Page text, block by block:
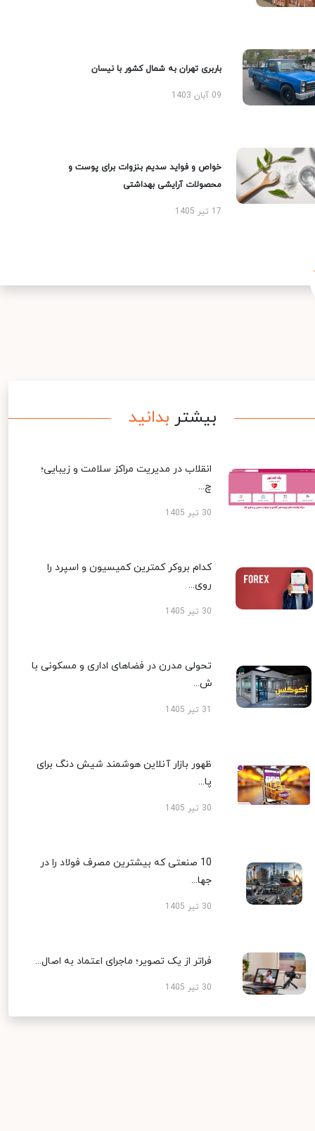
باربری تهران به شمال کشور با نیسان
09 آبان 1403
خواص و فواید سدیم بنزوات برای پوست و
محصولات آرایشی بهداشتی
17 تیر 1405
بیشتر بدانید
انقلاب در مدیریت مراکز سلامت و زیبایی؛
چ...
30 تیر 1405
کدام بروکر کمترین کمیسیون و اسپرد را
روی...
30 تیر 1405
تحولی مدرن در فضاهای اداری و مسکونی با
ش...
ظهور بازار آنلاین هوشمند شیش دنگ برای
پا...
30 تیر 1405
10 صنعتی که بیشترین مصرف فولاد را در
جها...
30 تیر 1405
فراتر از یک تصویر؛ ماجرای اعتماد به اصال...
30 تیر 1405